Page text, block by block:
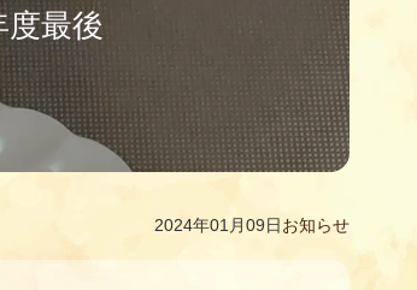
最後
2024年01月09日お知らせ